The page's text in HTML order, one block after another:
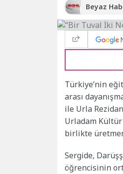
Beyaz
Türkiye’nin
arası
ile Urla
Urladam Kültür
birlikte
Sergide,
öğrencisinin